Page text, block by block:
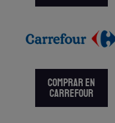
COMPRAR EN
CARREFOUR